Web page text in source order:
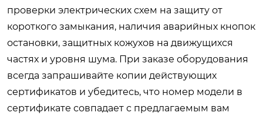
проверки электрических схем на защиту от
короткого замыкания, наличия аварийных кнопок
остановки, защитных кожухов на движущихся
частях и уровня шума. При заказе оборудования
всегда запрашивайте копии действующих
сертификатов и убедитесь, что номер модели в
сертификате совпадает с предлагаемым вам